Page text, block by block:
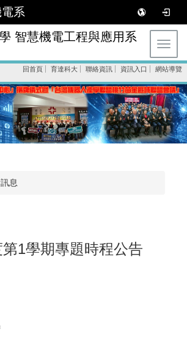
系
智慧機電工程與應用系
回首頁 育達科大 聯絡資訊 資訊入口 網站導覽
息
1學期專題時程公告